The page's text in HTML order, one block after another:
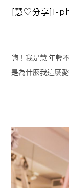
[慧♡分享]I-
嗨！我是慧 年輕
是為什麼我這麼